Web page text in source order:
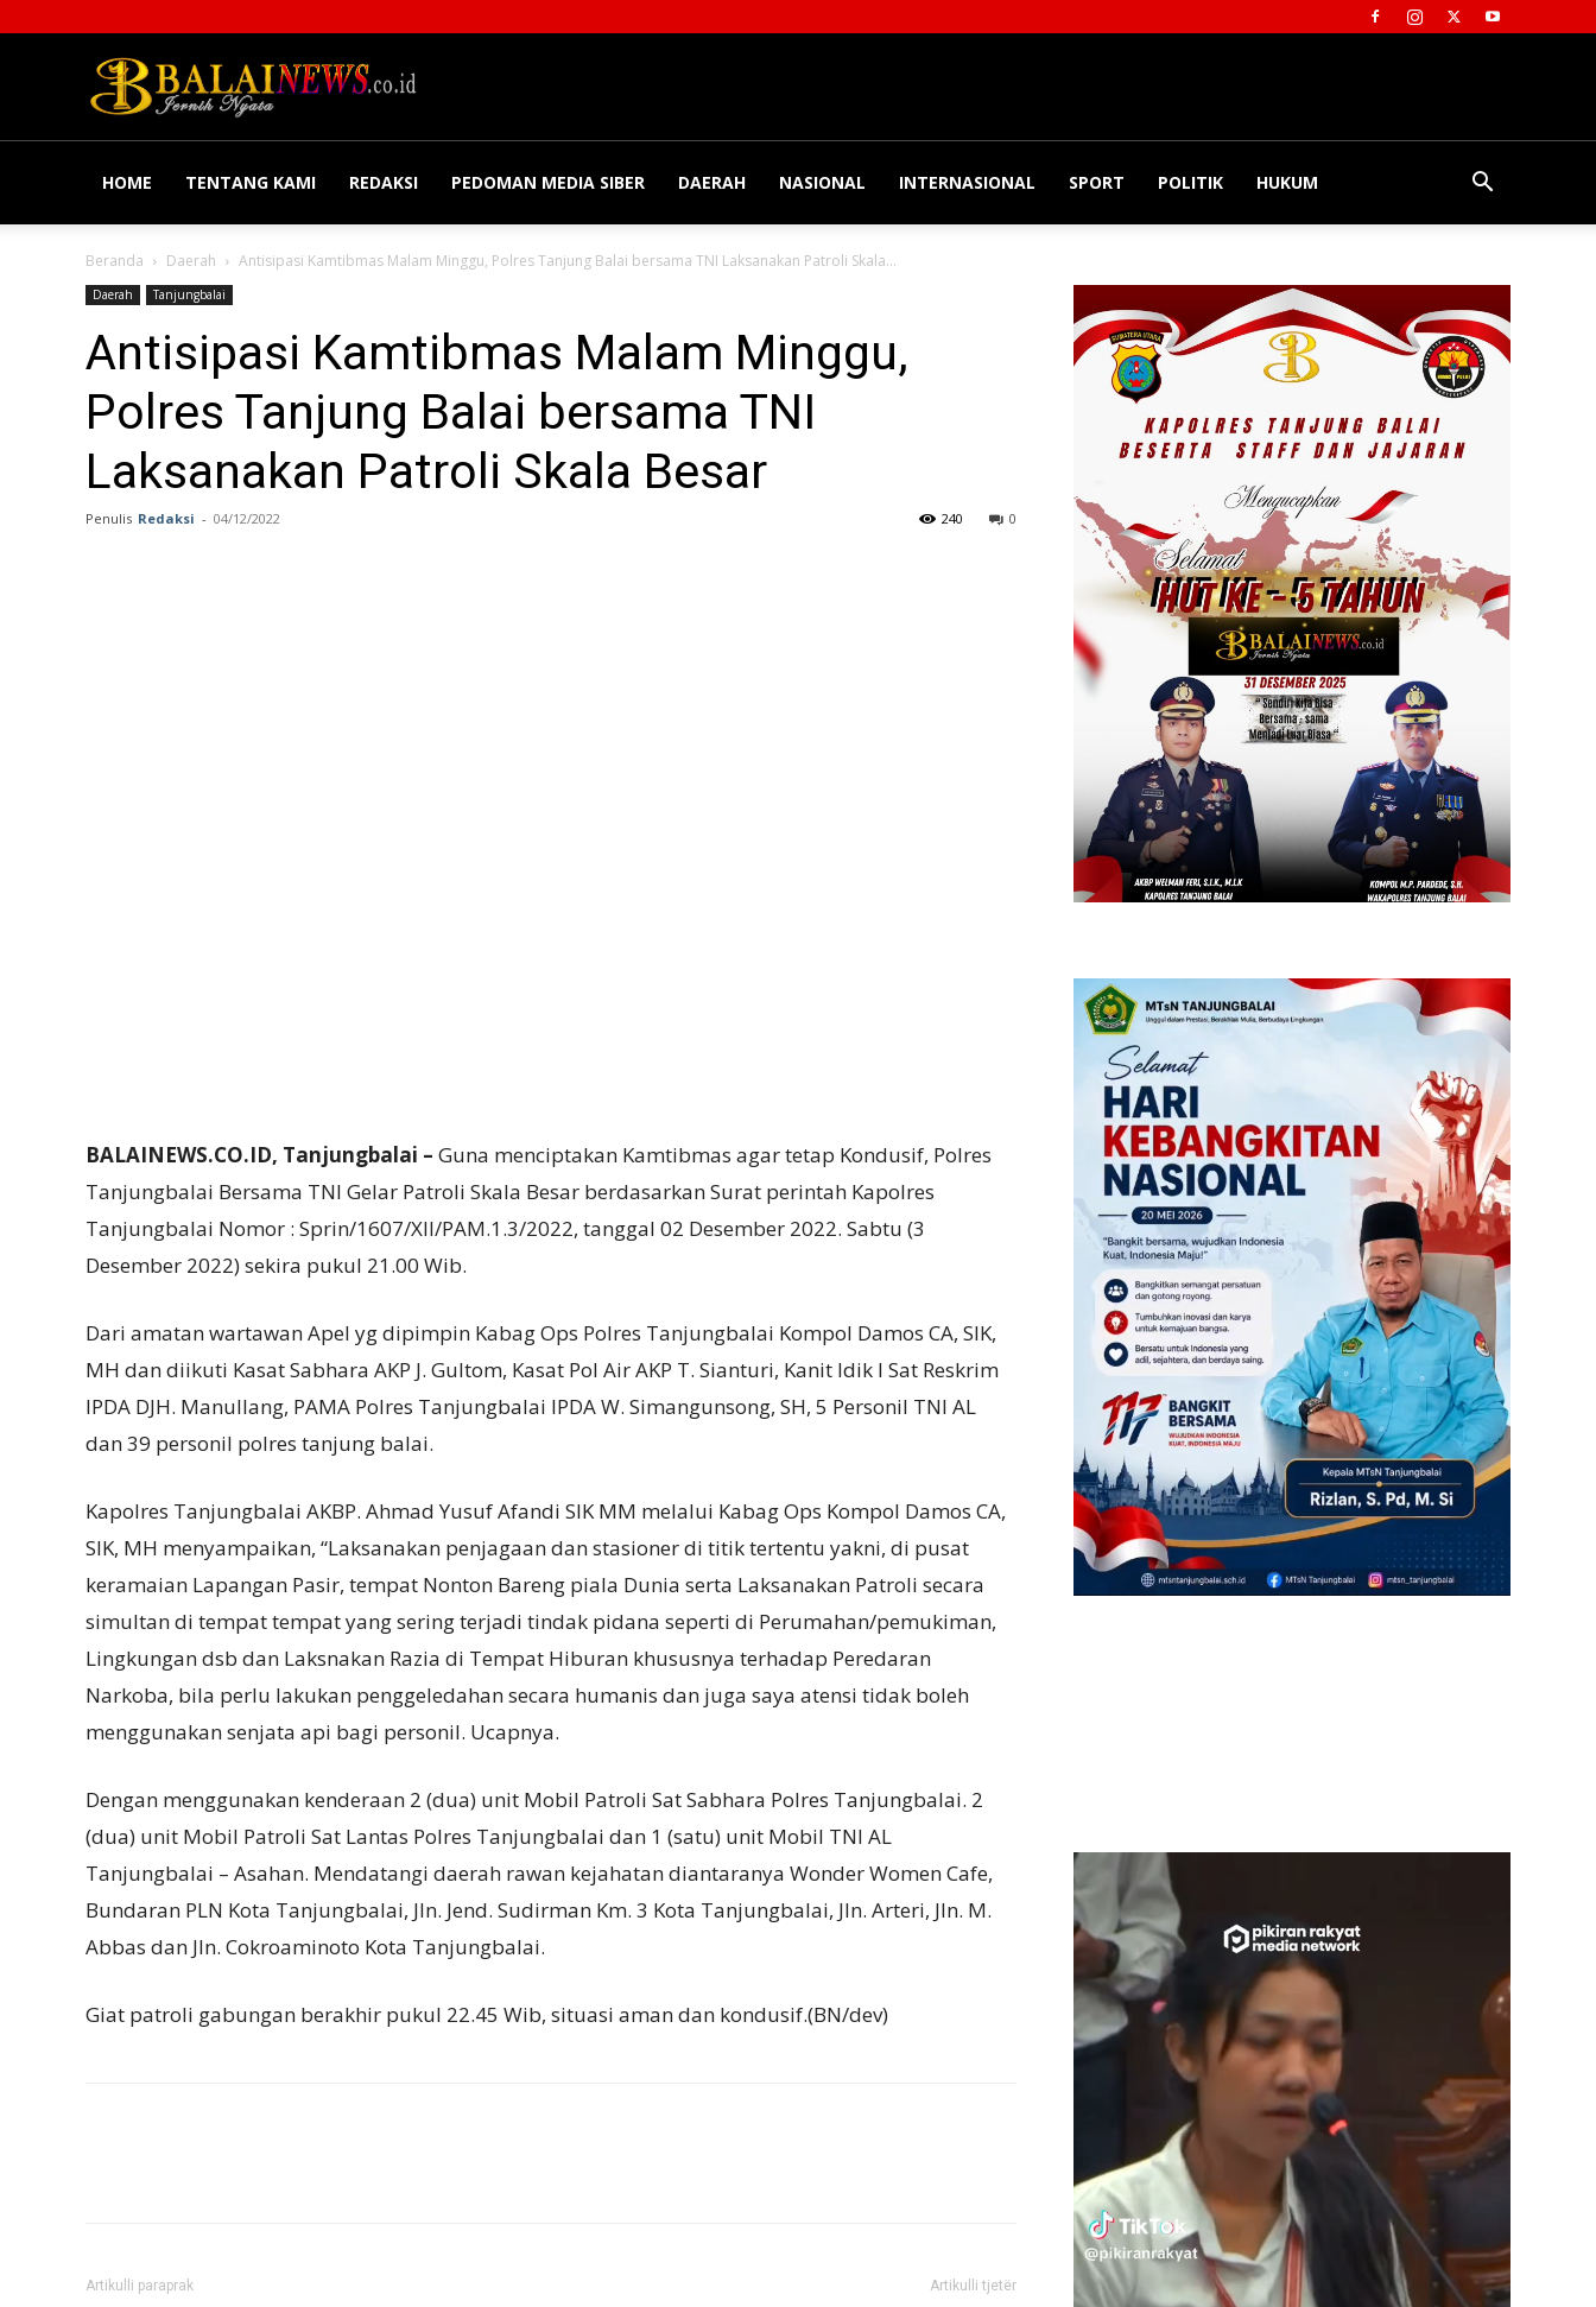
HOME TENTANG KAMI REDAKSI PEDOMAN MEDIA SIBER DAERAH NASIONAL INTERNASIONAL SPORT POLITIK HUKUM
Beranda Daerah Antisipasi Kamtibmas Malam Minggu, Polres Tanjung Balai bersama TNI Laksanakan Patroli Skala...
Daerah Tanjungbalai
Antisipasi Kamtibmas Malam Minggu,
Polres Tanjung Balai bersama TNI
Laksanakan Patroli Skala Besar
Penulis Redaksi - 04/12/2022 0
240
BALAINEWS.CO.ID, Tanjungbalai – Guna menciptakan Kamtibmas agar tetap Kondusif, Polres
Tanjungbalai Bersama TNI Gelar Patroli Skala Besar berdasarkan Surat perintah Kapolres
Tanjungbalai Nomor : Sprin/1607/XII/PAM.1.3/2022, tanggal 02 Desember 2022. Sabtu (3
Desember 2022) sekira pukul 21.00 Wib.
Dari amatan wartawan Apel yg dipimpin Kabag Ops Polres Tanjungbalai Kompol Damos CA, SIK,
MH dan diikuti Kasat Sabhara AKP J. Gultom, Kasat Pol Air AKP T. Sianturi, Kanit Idik I Sat Reskrim
IPDA DJH. Manullang, PAMA Polres Tanjungbalai IPDA W. Simangunsong, SH, 5 Personil TNI AL
dan 39 personil polres tanjung balai.
Kapolres Tanjungbalai AKBP. Ahmad Yusuf Afandi SIK MM melalui Kabag Ops Kompol Damos CA,
SIK, MH menyampaikan, “Laksanakan penjagaan dan stasioner di titik tertentu yakni, di pusat
keramaian Lapangan Pasir, tempat Nonton Bareng piala Dunia serta Laksanakan Patroli secara
simultan di tempat tempat yang sering terjadi tindak pidana seperti di Perumahan/pemukiman,
Lingkungan dsb dan Laksnakan Razia di Tempat Hiburan khususnya terhadap Peredaran
Narkoba, bila perlu lakukan penggeledahan secara humanis dan juga saya atensi tidak boleh
menggunakan senjata api bagi personil. Ucapnya.
Dengan menggunakan kenderaan 2 (dua) unit Mobil Patroli Sat Sabhara Polres Tanjungbalai. 2
(dua) unit Mobil Patroli Sat Lantas Polres Tanjungbalai dan 1 (satu) unit Mobil TNI AL
Tanjungbalai – Asahan. Mendatangi daerah rawan kejahatan diantaranya Wonder Women Cafe,
Bundaran PLN Kota Tanjungbalai, Jln. Jend. Sudirman Km. 3 Kota Tanjungbalai, Jln. Arteri, Jln. M.
Abbas dan Jln. Cokroaminoto Kota Tanjungbalai.
Giat patroli gabungan berakhir pukul 22.45 Wib, situasi aman dan kondusif.(BN/dev)
Artikulli paraprak Artikulli tjetër